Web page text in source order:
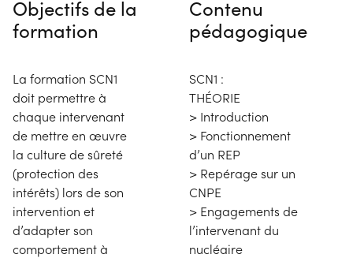
Objectifs de la
formation
La formation SCN1
doit permettre à
chaque intervenant
de mettre en œuvre
la culture de sûreté
(protection des
intérêts) lors de son
intervention et
d’adapter son
comportement à
Contenu
pédagogique
SCN1 :
THÉORIE
> Introduction
> Fonctionnement
d’un REP
> Repérage sur un
CNPE
> Engagements de
l’intervenant du
nucléaire